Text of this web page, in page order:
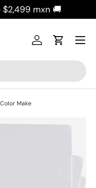
$2,499 mxn 🚚
Iniciar sesión
Carrito
Make